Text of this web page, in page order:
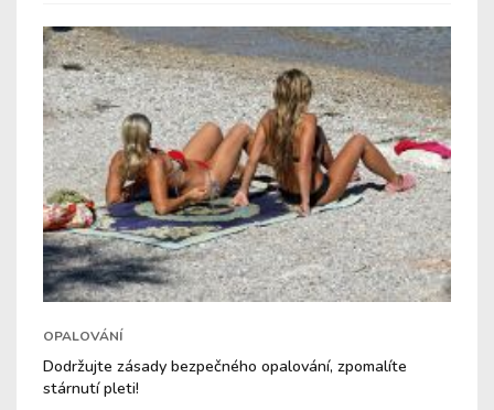
OPALOVÁNÍ
Dodržujte zásady bezpečného opalování, zpomalíte
stárnutí pleti!